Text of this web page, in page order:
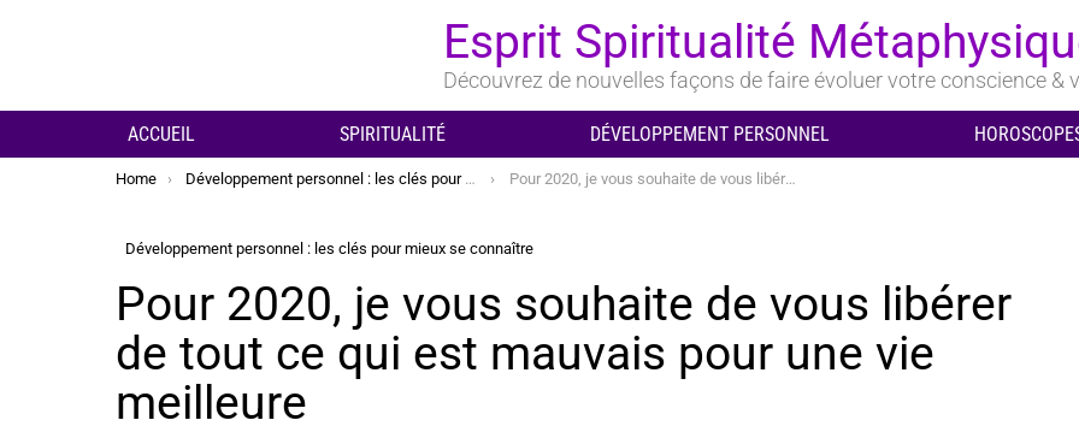
Esprit Spiritualité
Découvrez de nouvelles façons de faire évoluer votre conscience &
ACCUEIL SPIRITUALITÉ DÉVELOPPEMENT PERSONNEL
You are here:
Home Développement personnel : les clés pour mieux se connaître Pour 2020, je vous souhaite de vous libérer de tout ce qui est mauvais pour une vie meilleure
Développement personnel : les clés pour mieux se connaître
Pour 2020, je vous souhaite de vous libérer
de tout ce qui est mauvais pour une vie
meilleure